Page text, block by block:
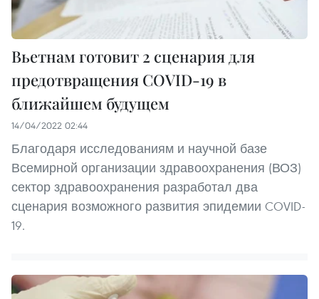
Вьетнам готовит 2 сценария для
предотвращения COVID-19 в
ближайшем будущем
14/04/2022 02:44
Благодаря исследованиям и научной базе
Всемирной организации здравоохранения (ВОЗ)
сектор здравоохранения разработал два
сценария возможного развития эпидемии COVID-
19.